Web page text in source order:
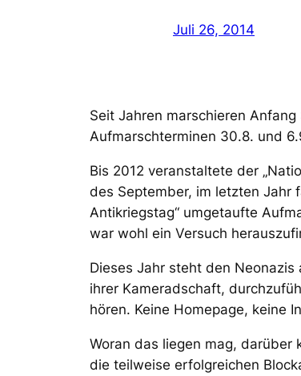
Juli 26, 2014
Seit Jahren marschieren
Aufmarschterminen 30.8. und
Bis 2012 veranstaltete der
des September, im letzten Jahr
Antikriegstag“ umgetaufte
war wohl ein Versuch
Dieses Jahr steht den
ihrer Kameradschaft,
hören. Keine Homepage, keine
Woran das liegen mag, darüber
die teilweise erfolgreichen